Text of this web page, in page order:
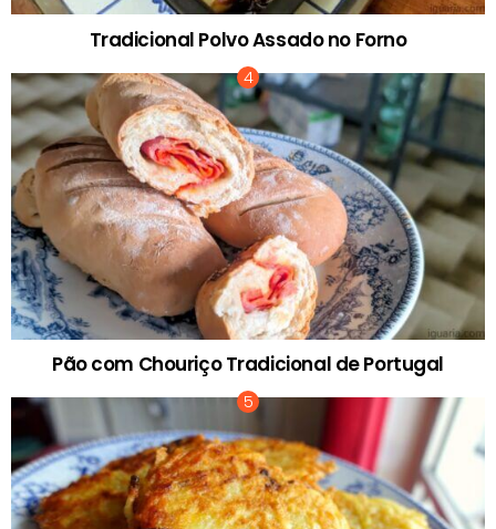
Tradicional Polvo Assado no Forno
Pão com Chouriço Tradicional de Portugal